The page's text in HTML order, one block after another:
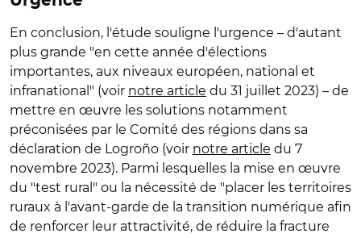
En conclusion, l'étude souligne l'urgence – d'autant
plus grande "en cette année d'élections
importantes, aux niveaux européen, national et
infranational" (voir notre article du 31 juillet 2023) – de
mettre en œuvre les solutions notamment
préconisées par le Comité des régions dans sa
déclaration de Logroño (voir notre article du 7
novembre 2023). Parmi lesquelles la mise en œuvre
du "test rural" ou la nécessité de "placer les territoires
ruraux à l'avant-garde de la transition numérique afin
de renforcer leur attractivité, de réduire la fracture